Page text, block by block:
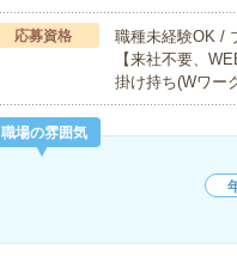
応募資格
職種未経験OK /
【来社不要、
掛け持ち(Wワー
職場の雰囲気